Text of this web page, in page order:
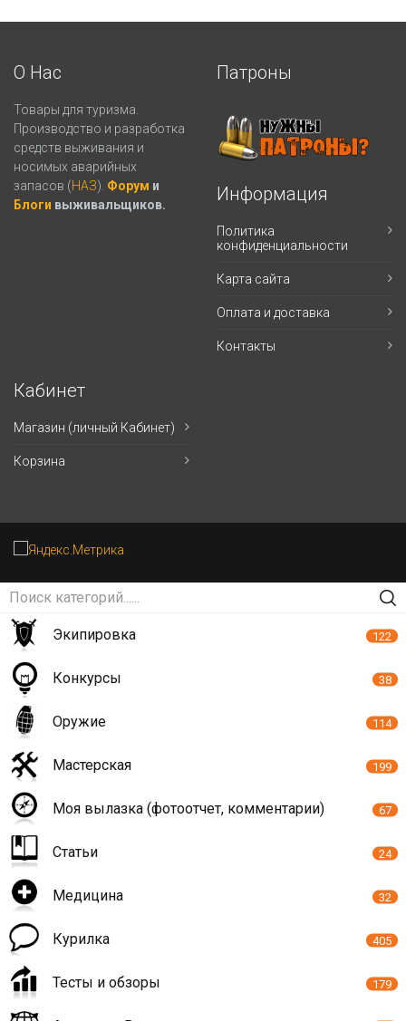
О Нас
Товары для туризма.
Производство и разработка
средств выживания и
носимых аварийных
запасов (НАЗ). Форум и
Блоги выживальщиков.
Патроны
Информация
Политика
конфиденциальности
Карта сайта
Оплата и доставка
Контакты
Кабинет
Магазин (личный Кабинет)
Корзина
Экипировка 122
Конкурсы 38
Оружие 114
Мастерская 199
Моя вылазка (фотоотчет, комментарии) 67
Статьи 24
Медицина 32
Курилка 405
Тесты и обзоры 179